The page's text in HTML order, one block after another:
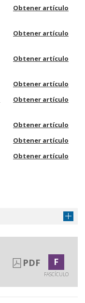
Obtener artículo
Obtener artículo
Obtener artículo
Obtener artículo
Obtener artículo
Obtener artículo
Obtener artículo
Obtener artículo
PDF F
FASCÍCULO